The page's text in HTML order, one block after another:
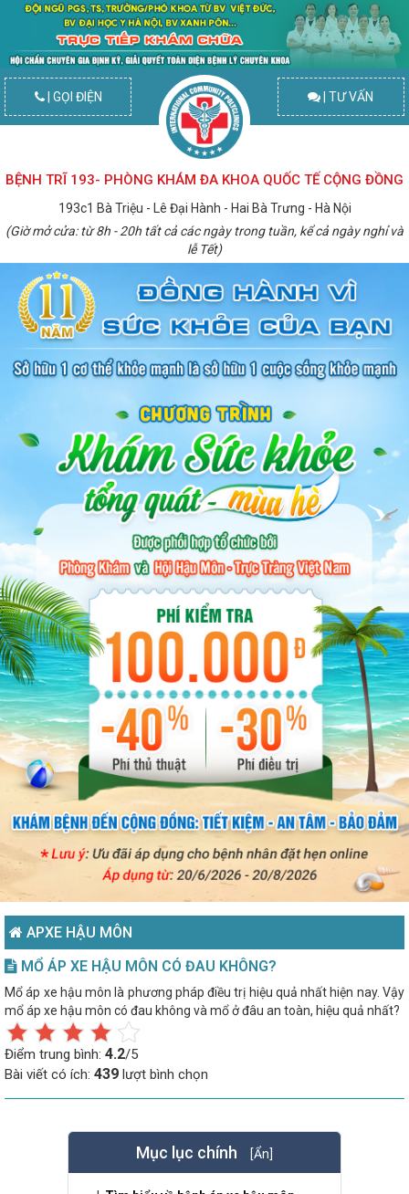
| GỌI ĐIỆN | TƯ VẤN
BỆNH TRĨ 193- PHÒNG KHÁM ĐA KHOA QUỐC TẾ CỘNG ĐỒNG
193c1 Bà Triệu - Lê Đại Hành - Hai Bà Trưng - Hà Nội
(Giờ mở cửa: từ 8h - 20h tất cả các ngày trong tuần, kể cả ngày nghỉ và
lễ Tết)
APXE HẬU MÔN
MỔ ÁP XE HẬU MÔN CÓ ĐAU KHÔNG?
Mổ áp xe hậu môn là phương pháp điều trị hiệu quả nhất hiện nay. Vậy
mổ áp xe hậu môn có đau không và mổ ở đâu an toàn, hiệu quả nhất?
Điểm trung bình: 4.2/5
Bài viết có ích: 439 lượt bình chọn
Mục lục chính [Ẩn]